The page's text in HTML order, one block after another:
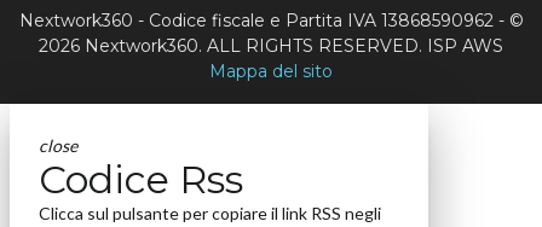
Nextwork360 - Codice fiscale e Partita IVA 13868590962 - ©
2026 Nextwork360. ALL RIGHTS RESERVED. ISP AWS
Mappa del sito
close
Codice Rss
Clicca sul pulsante per copiare il link RSS negli